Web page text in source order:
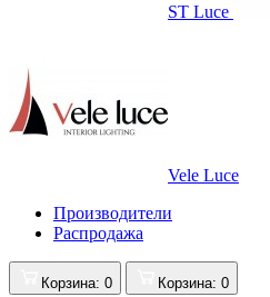
ST Luce
Vele Luce
Производители
Распродажа
Корзина: 0 Корзина: 0